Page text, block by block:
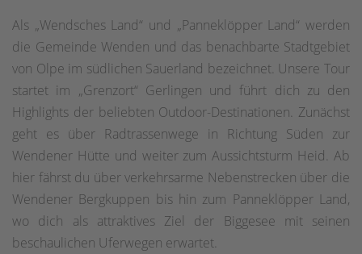
Als „Wendsches Land“ und „Panneklöpper Land“ werden
die Gemeinde Wenden und das benachbarte Stadtgebiet
von Olpe im südlichen Sauerland bezeichnet. Unsere Tour
startet im „Grenzort“ Gerlingen und führt dich zu den
Highlights der beliebten Outdoor-Destinationen. Zunächst
geht es über Radtrassenwege in Richtung Süden zur
Wendener Hütte und weiter zum Aussichtsturm Heid. Ab
hier fährst du über verkehrsarme Nebenstrecken über die
Wendener Bergkuppen bis hin zum Panneklöpper Land,
wo dich als attraktives Ziel der Biggesee mit seinen
beschaulichen Uferwegen erwartet.